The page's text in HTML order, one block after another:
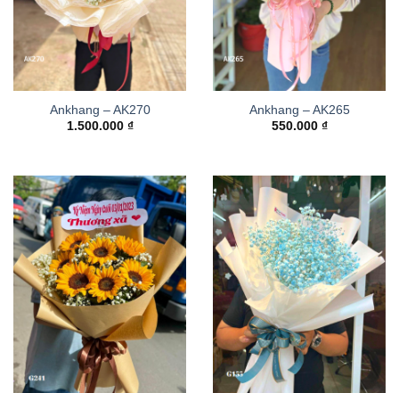
Ankhang – AK270
1.500.000 ₫
Ankhang – AK265
550.000 ₫